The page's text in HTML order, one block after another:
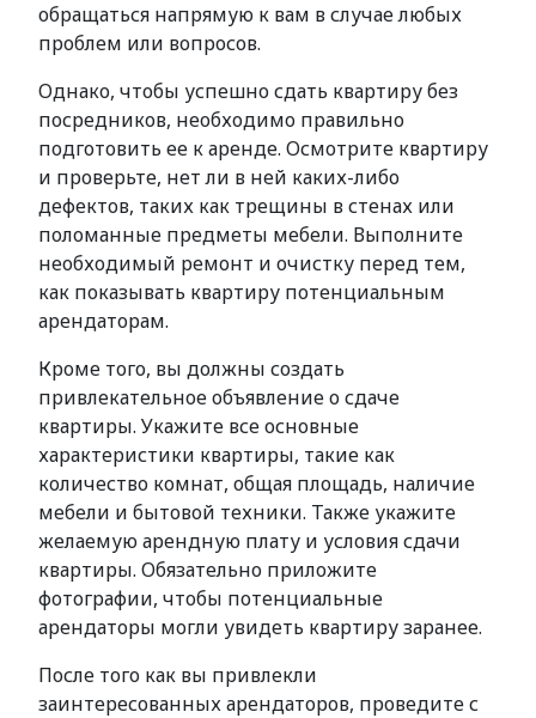
обращаться напрямую к вам в случае любых
проблем или вопросов.
Однако, чтобы успешно сдать квартиру без
посредников, необходимо правильно
подготовить ее к аренде. Осмотрите квартиру
и проверьте, нет ли в ней каких-либо
дефектов, таких как трещины в стенах или
поломанные предметы мебели. Выполните
необходимый ремонт и очистку перед тем,
как показывать квартиру потенциальным
арендаторам.
Кроме того, вы должны создать
привлекательное объявление о сдаче
квартиры. Укажите все основные
характеристики квартиры, такие как
количество комнат, общая площадь, наличие
мебели и бытовой техники. Также укажите
желаемую арендную плату и условия сдачи
квартиры. Обязательно приложите
фотографии, чтобы потенциальные
арендаторы могли увидеть квартиру заранее.
После того как вы привлекли
заинтересованных арендаторов, проведите с